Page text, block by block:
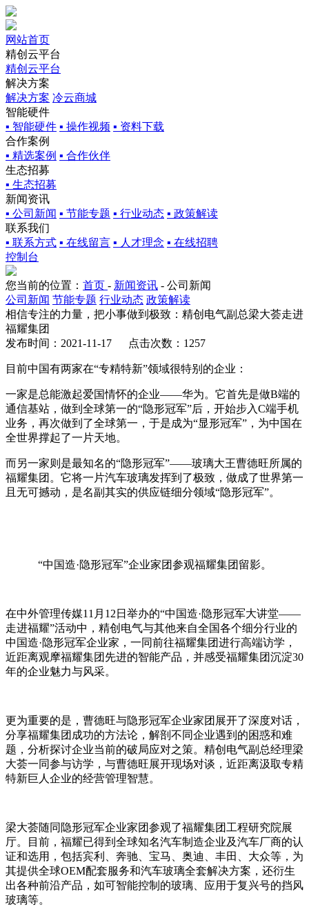
网站首页
精创云平台
精创云平台
解决方案
解决方案 冷云商城
智能硬件
▪ 智能硬件 ▪ 操作视频 ▪ 资料下载
合作案例
▪ 精选案例 ▪ 合作伙伴
生态招募
▪ 生态招募
新闻资讯
▪ 公司新闻 ▪ 节能专题 ▪ 行业动态 ▪ 政策解读
联系我们
▪ 联系方式 ▪ 在线留言 ▪ 人才理念 ▪ 在线招聘
控制台
您当前的位置： 首页 - 新闻资讯 - 公司新闻
公司新闻 节能专题 行业动态 政策解读
相信专注的力量，把小事做到极致：精创电气副总梁大荟走进
福耀集团
发布时间：2021-11-17 点击次数：1257
目前中国有两家在“专精特新”领域很特别的企业：
一家是总能激起爱国情怀的企业——华为。它首先是做B端的
通信基站，做到全球第一的“隐形冠军”后，开始步入C端手机
业务，再次做到了全球第一，于是成为“显形冠军”，为中国在
全世界撑起了一片天地。
而另一家则是最知名的“隐形冠军”——玻璃大王曹德旺所属的
福耀集团。它将一片汽车玻璃发挥到了极致，做成了世界第一
且无可撼动，是名副其实的供应链细分领域“隐形冠军”。
“中国造·隐形冠军”企业家团参观福耀集团留影。
在中外管理传媒11月12日举办的“中国造·隐形冠军大讲堂——
走进福耀”活动中，精创电气与其他来自全国各个细分行业的
中国造·隐形冠军企业家，一同前往福耀集团进行高端访学，
近距离观摩福耀集团先进的智能产品，并感受福耀集团沉淀30
年的企业魅力与风采。
更为重要的是，曹德旺与隐形冠军企业家团展开了深度对话，
分享福耀集团成功的方法论，解剖不同企业遇到的困惑和难
题，分析探讨企业当前的破局应对之策。精创电气副总经理梁
大荟一同参与访学，与曹德旺展开现场对谈，近距离汲取专精
特新巨人企业的经营管理智慧。
梁大荟随同隐形冠军企业家团参观了福耀集团工程研究院展
厅。目前，福耀已得到全球知名汽车制造企业及汽车厂商的认
证和选用，包括宾利、奔驰、宝马、奥迪、丰田、大众等，为
其提供全球OEM配套服务和汽车玻璃全套解决方案，还衍生
出各种前沿产品，如可智能控制的玻璃、应用于复兴号的挡风
玻璃等。